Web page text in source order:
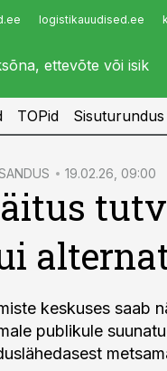
logistikauudised.ee
Infopank
TOPid Sisuturundus
19.02.26, 09:00
keskuses saab
publikule